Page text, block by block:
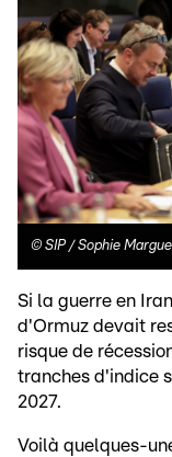
© SIP / Sophie Margue
Si la guerre en
d'Ormuz devait
risque de
tranches d'indice
2027.
Voilà quelques-